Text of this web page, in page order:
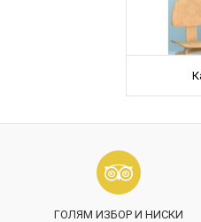
ГОЛЯМ ИЗБОР И НИСКИ